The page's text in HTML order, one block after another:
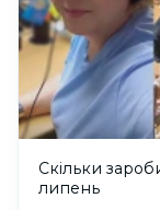
Скільки
липень